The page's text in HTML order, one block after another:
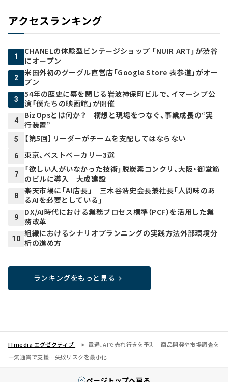
アクセスランキング
1
CHANELの体験型ビンテージショップ 「NUIR ART」が渋谷
にオープン
2
米国外初のグーグル直営店「Google Store 表参道」がオー
プン
3
54年の歴史に幕を閉じる岩波神保町ビルで、イマーシブ公
演「僕たちの映画館」が開催
4
BizOpsとは何か？ 構想と現場をつなぐ、事業成長の“実
行装置”
5 【第5回】リーダーがチームを支配してはならない
6 東京、ベストベーカリー3選
7
「欲しい人がいなかった技術」脱炭素コンクリ、大阪・御堂筋
のビルに導入 大成建設
8
楽天市場に「AI店長」 三木谷浩史会長兼社長「人間味のあ
るAIを必要としている」
9
DX/AI時代における業務プロセス標準（PCF）を活用した業
務改革
10
組織におけるシナリオプランニングの実践方法――外部環境分
析の進め方
ランキングをもっと見る
ITmedia エグゼクティブ
電通、AIで売れ行きを予測 商品開発や市場調査を
一気通貫で支援…失敗リスクを最小化